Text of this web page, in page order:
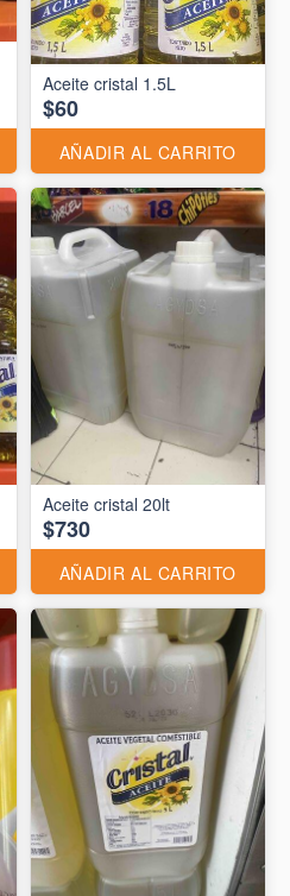
Aceite cristal 1.5L
$60
AÑADIR AL CARRITO
Aceite cristal 20lt
$730
AÑADIR AL CARRITO